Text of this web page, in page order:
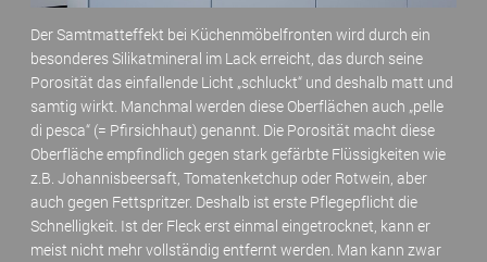
Der Samtmatteffekt bei Küchenmöbelfronten wird durch ein
besonderes Silikatmineral im Lack erreicht, das durch seine
Porosität das einfallende Licht „schluckt“ und deshalb matt und
samtig wirkt. Manchmal werden diese Oberflächen auch „pelle
di pesca“ (= Pfirsichhaut) genannt. Die Porosität macht diese
Oberfläche empfindlich gegen stark gefärbte Flüssigkeiten wie
z.B. Johannisbeersaft, Tomatenketchup oder Rotwein, aber
auch gegen Fettspritzer. Deshalb ist erste Pflegepflicht die
Schnelligkeit. Ist der Fleck erst einmal eingetrocknet, kann er
meist nicht mehr vollständig entfernt werden. Man kann zwar